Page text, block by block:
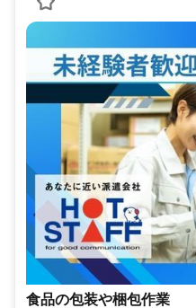
食品の包装や梱包作業